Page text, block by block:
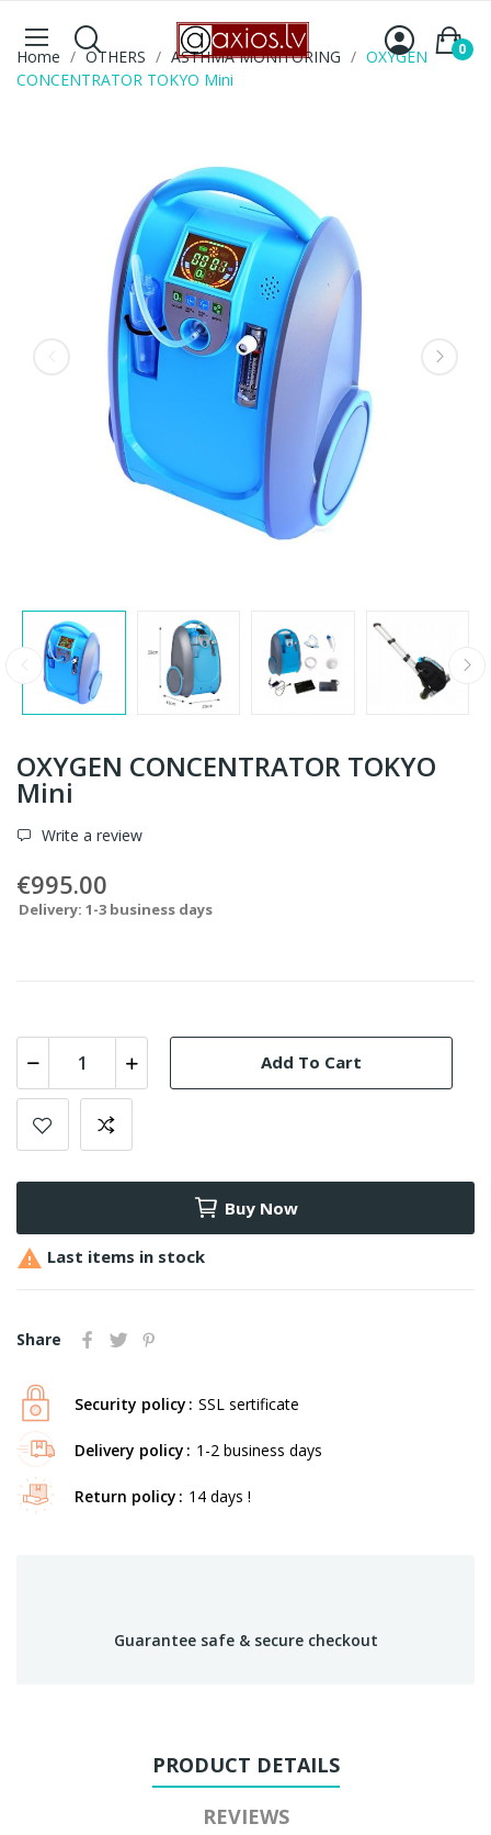
0
Home OTHERS ASTHMA MONITORING
OXYGEN
CONCENTRATOR TOKYO Mini
OXYGEN CONCENTRATOR TOKYO
Mini
Write a review
€995.00
Delivery: 1-3 business days
Add To Cart
Buy Now
 Last items in stock
Share
Security policy SSL sertificate
Delivery policy 1-2 business days
Return policy 14 days !
Guarantee safe & secure checkout
PRODUCT DETAILS
REVIEWS